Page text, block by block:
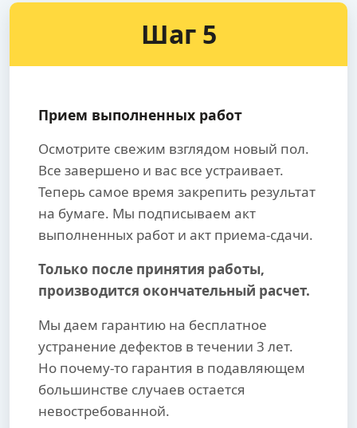
Шаг 5
Прием выполненных работ
Осмотрите свежим взглядом новый пол.
Все завершено и вас все устраивает.
Теперь самое время закрепить результат
на бумаге. Мы подписываем акт
выполненных работ и акт приема-сдачи.
Только после принятия работы,
производится окончательный расчет.
Мы даем гарантию на бесплатное
устранение дефектов в течении 3 лет.
Но почему-то гарантия в подавляющем
большинстве случаев остается
невостребованной.